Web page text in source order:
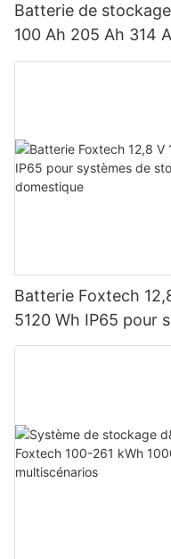
Batterie de
100 Ah 205 Ah 314
Wh-5120 Wh IP65
Batterie Foxtech
5120 Wh IP65 pour
d'énergie solaire